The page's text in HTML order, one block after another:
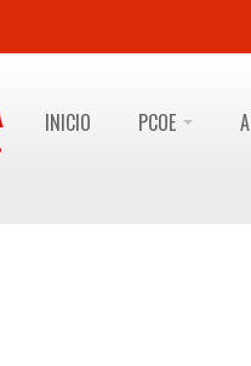
INICIO PCOE